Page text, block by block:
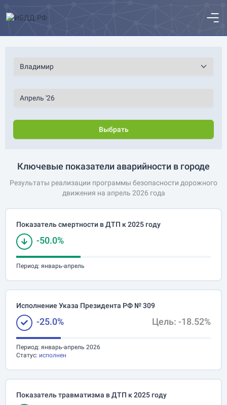
Выбрать
Ключевые показатели аварийности в городе
Результаты реализации программы безопасности дорожного
движения на апрель 2026 года
Показатель смертности в ДТП к 2025 году
-50.0%
Период: январь-апрель
Исполнение Указа Президента РФ № 309
-25.0% Цель: -18.52%
Период: январь-апрель 2026
Статус: исполнен
Показатель травматизма в ДТП к 2025 году